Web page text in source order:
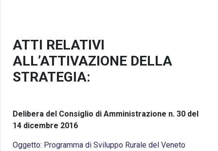
ATTI RELATIVI
ALL’ATTIVAZIONE DELLA
STRATEGIA:
Delibera del Consiglio di Amministrazione n. 30 del
14 dicembre 2016
Oggetto: Programma di Sviluppo Rurale del Veneto